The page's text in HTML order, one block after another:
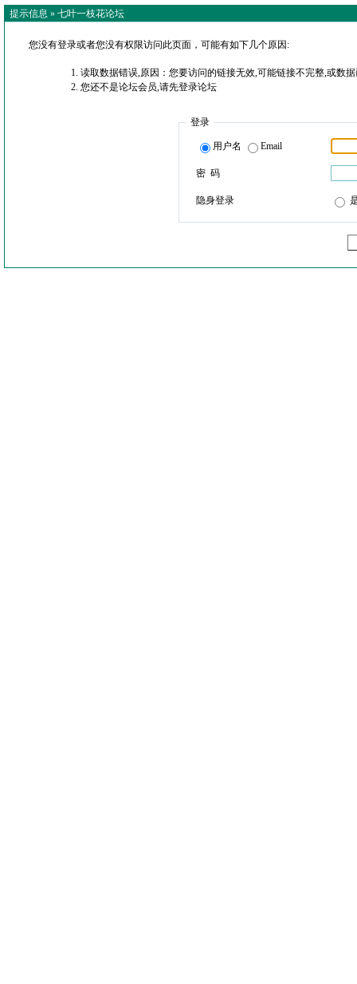
提示信息 » 七叶一枝花论坛
您没有登录或者您没有权限访问此页面，可能有如下几个原因:
读取数据错误,原因：您要访问的链接无效,可能链接不完整,或数
您还不是论坛会员,请先登录论坛
登录
用户名 Email
密 码
隐身登录